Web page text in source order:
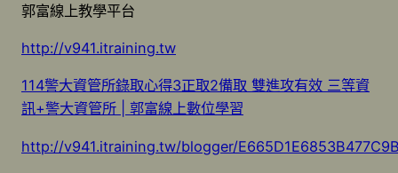
郭富線上教學平台
http://v941.itraining.tw
114警大資管所錄取心得3正取2備取 雙進攻有效 三等資
訊+警大資管所 | 郭富線上數位學習
http://v941.itraining.tw/blogger/